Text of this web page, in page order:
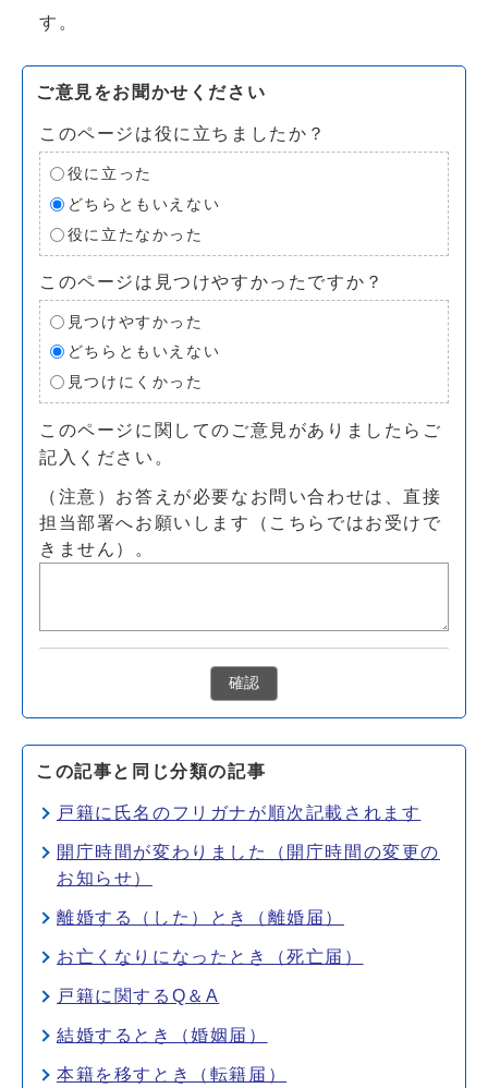
す。
ご意見をお聞かせください
このページは役に立ちましたか？
役に立った
どちらともいえない
役に立たなかった
このページは見つけやすかったですか？
見つけやすかった
どちらともいえない
見つけにくかった
このページに関してのご意見がありましたらご
記入ください。
（注意）お答えが必要なお問い合わせは、直接
担当部署へお願いします（こちらではお受けで
きません）。
確認
この記事と同じ分類の記事
戸籍に氏名のフリガナが順次記載されます
開庁時間が変わりました（開庁時間の変更の
お知らせ）
離婚する（した）とき（離婚届）
お亡くなりになったとき（死亡届）
戸籍に関するQ＆A
結婚するとき（婚姻届）
本籍を移すとき（転籍届）